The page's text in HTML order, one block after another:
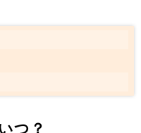
つ？